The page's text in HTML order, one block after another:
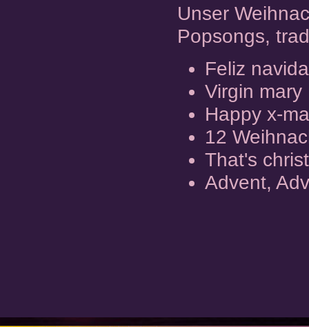
Unser
Popsongs,
Feliz
Virgin mary
Happy x-
12
That's
Advent,